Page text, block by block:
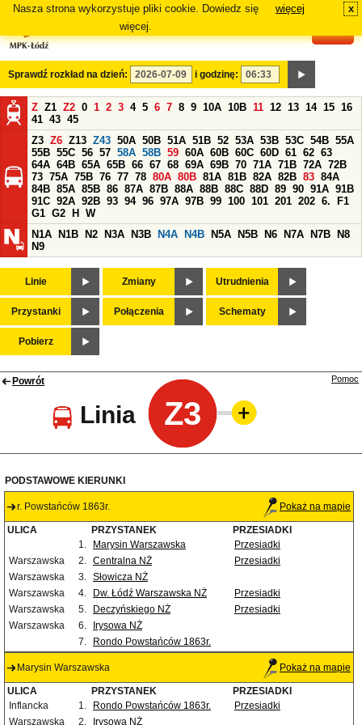
Nasza strona wykorzystuje pliki cookie. Dowiedz się
więcej.
więcej x
Sprawdź rozkład na dzień: i godzinę:
Z Z1 Z2 0 1 2 3 4 5 6 7 8 9 10A 10B 11 12 13 14 15 16
41 43 45
Z3 Z6 Z13 Z43 50A 50B 51A 51B 52 53A 53B 53C 54B 55A
55B 55C 56 57 58A 58B 59 60A 60B 60C 60D 61 62 63
64A 64B 65A 65B 66 67 68 69A 69B 70 71A 71B 72A 72B
73 75A 75B 76 77 78 80A 80B 81A 81B 82A 82B 83 84A
84B 85A 85B 86 87A 87B 88A 88B 88C 88D 89 90 91A 91B
91C 92A 92B 93 94 96 97A 97B 99 100 101 201 202 6.
F1
G1 G2 H
W
N1A
N1B N2 N3A N3B N4A N4B N5A N5B N6 N7A N7B
N8
N9
Linie Zmiany Utrudnienia
Przystanki Połączenia Schematy
Pobierz
Powrót
Linia Z3
Pomoc
PODSTAWOWE KIERUNKI
r. Powstańców 1863r. Pokaż na mapie
ULICA PRZYSTANEK
PRZESIADKI
1.
Marysin Warszawska
Przesiadki
Warszawska
2. Centralna NŻ
Przesiadki
Warszawska
3. Słowicza NŻ
Warszawska
4. Dw. Łódź Warszawska NŻ
Przesiadki
Warszawska
5. Deczyńskiego NŻ
Przesiadki
Warszawska
6.
Irysowa NŻ
7.
Rondo Powstańców 1863r.
Marysin Warszawska Pokaż na mapie
ULICA PRZYSTANEK
PRZESIADKI
Inflancka
1. Rondo Powstańców 1863r.
Przesiadki
Warszawska
2. Irysowa NŻ